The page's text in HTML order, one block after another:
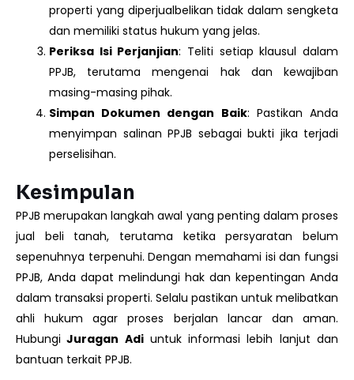
properti yang diperjualbelikan tidak dalam sengketa
dan memiliki status hukum yang jelas.
Periksa Isi Perjanjian: Teliti setiap klausul dalam
PPJB, terutama mengenai hak dan kewajiban
masing-masing pihak.
Simpan Dokumen dengan Baik: Pastikan Anda
menyimpan salinan PPJB sebagai bukti jika terjadi
perselisihan.
Kesimpulan
PPJB merupakan langkah awal yang penting dalam proses
jual beli tanah, terutama ketika persyaratan belum
sepenuhnya terpenuhi. Dengan memahami isi dan fungsi
PPJB, Anda dapat melindungi hak dan kepentingan Anda
dalam transaksi properti. Selalu pastikan untuk melibatkan
ahli hukum agar proses berjalan lancar dan aman.
Hubungi Juragan Adiuntuk informasi lebih lanjut dan
bantuan terkait PPJB.